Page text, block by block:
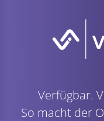
Verfügbar.
So macht der